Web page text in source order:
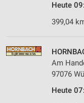
Heute
399,04
Am
97076
Heute